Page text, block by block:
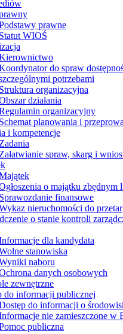
prawne
Statut WIOŚ
do spraw
potrzebami
Struktura organizacyjna
działania
organizacyjny
Schemat planowania i
i kompetencje
Zadania
Załatwianie spraw, skarg i
o majątku zbędnym
Sprawozdanie finansowe
nieruchomości do
o stanie kontroli
dla kandydata
stanowiska
naboru
danych osobowych
zewnętrzne
do informacji publicznej
do informacji o
nie zamieszczone w
publiczna